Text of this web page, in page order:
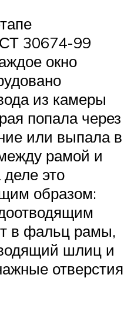
30674-99
окно
из камеры
попала через
или выпала в
рамой и
это
образом:
в фальц рамы,
шлиц и
отверстия